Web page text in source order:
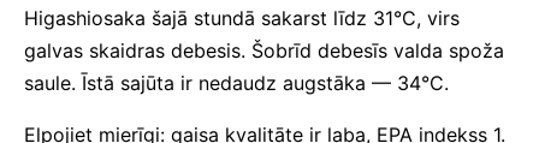
Higashiosaka šajā stundā sakarst līdz 31°C, virs
galvas skaidras debesis. Šobrīd debesīs valda spoža
saule. Īstā sajūta ir nedaudz augstāka — 34°C.
Elpojiet mierīgi: gaisa kvalitāte ir laba, EPA indekss 1.